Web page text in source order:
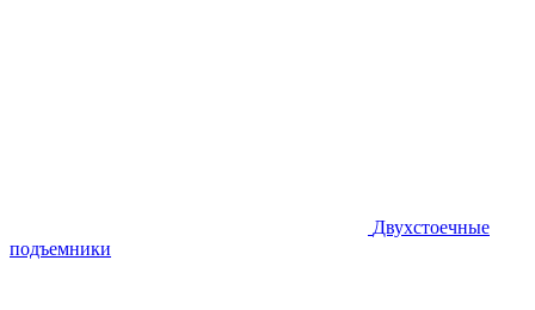
Двухстоечные
подъемники